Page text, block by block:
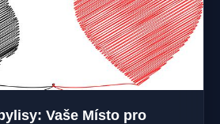
Vaše Místo pro